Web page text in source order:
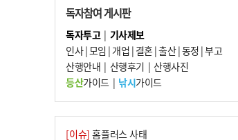
7
“낙동강권 삼락·을숙도·다대포 연결해 서
부산 관광 키우자”
8
오늘의 날씨- 2026년 8월 7일
9
외국인 선원 ‘인신매매 경유지’ 된 부산…
우려가 현실로
10 [사설] 해수부 신청사 북항으로 확정, 해양
수도 도약의 전환점
독자참여 게시판
독자투고| 기사제보
인사|모임 | 개업 | 결혼|출산|동정 |부고
산행안내 | 산행후기 | 산행사진
등산가이드| 낚시가이드
[이슈] 홈플러스 사태